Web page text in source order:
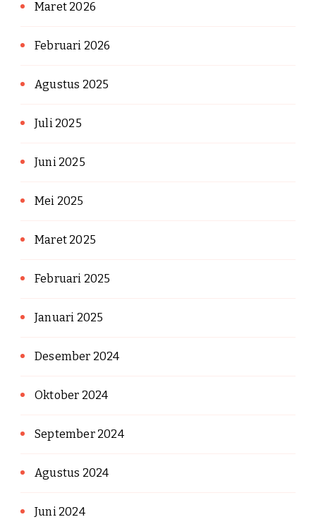
Maret 2026
Februari 2026
Agustus 2025
Juli 2025
Juni 2025
Mei 2025
Maret 2025
Februari 2025
Januari 2025
Desember 2024
Oktober 2024
September 2024
Agustus 2024
Juni 2024